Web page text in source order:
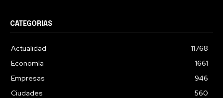
CATEGORIAS
Actualidad
11768
Economía
1661
Empresas
946
Ciudades
560